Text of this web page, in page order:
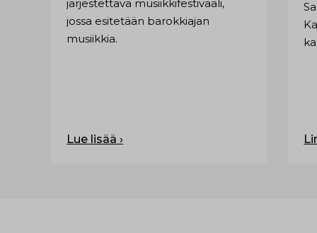
järjestettävä musiikkifestivaali,
jossa esitetään barokkiajan
musiikkia.
Lue lisää ›